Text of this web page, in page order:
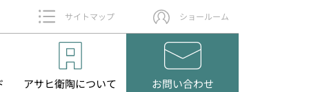
サイトマップ ショールーム
アサヒ衛陶について お問い合わせ